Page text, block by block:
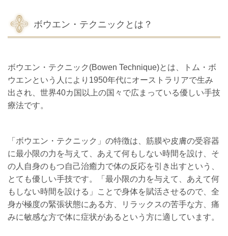
ボウエン・テクニックとは？
ボウエン・テクニック(Bowen Technique)とは、トム・ボ
ウエンという人により1950年代にオーストラリアで生み
出され、世界40カ国以上の国々で広まっている優しい手技
療法です。
「ボウエン・テクニック」の特徴は、筋膜や皮膚の受容器
に最小限の力を与えて、あえて何もしない時間を設け、そ
の人自身のもつ自己治癒力で体の反応を引き出すという、
とても優しい手技です。「最小限の力を与えて、あえて何
もしない時間を設ける」ことで身体を賦活させるので、全
身が極度の緊張状態にある方、リラックスの苦手な方、痛
みに敏感な方で体に症状があるという方に適しています。